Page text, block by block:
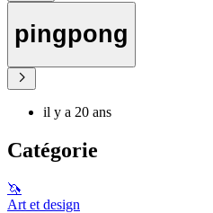
pingpong
il y a 20 ans
Catégorie
🦄
Art et design